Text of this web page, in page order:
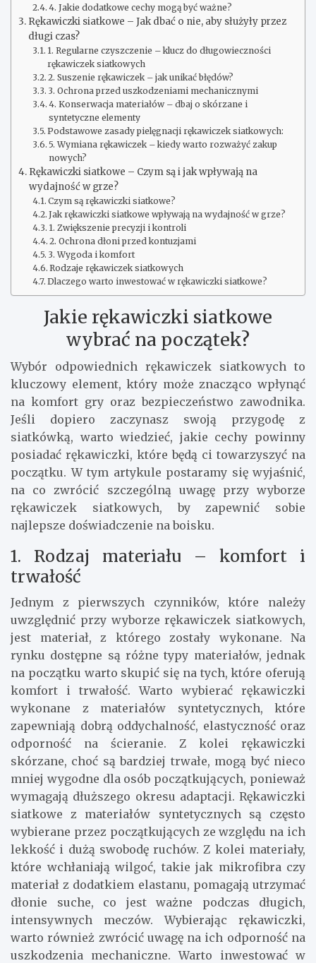
4. Jakie dodatkowe cechy mogą być ważne?
Rękawiczki siatkowe – Jak dbać o nie, aby służyły przez
długi czas?
1. Regularne czyszczenie – klucz do długowieczności
rękawiczek siatkowych
2. Suszenie rękawiczek – jak unikać błędów?
3. Ochrona przed uszkodzeniami mechanicznymi
4. Konserwacja materiałów – dbaj o skórzane i
syntetyczne elementy
Podstawowe zasady pielęgnacji rękawiczek siatkowych:
5. Wymiana rękawiczek – kiedy warto rozważyć zakup
nowych?
Rękawiczki siatkowe – Czym są i jak wpływają na
wydajność w grze?
Czym są rękawiczki siatkowe?
Jak rękawiczki siatkowe wpływają na wydajność w grze?
1. Zwiększenie precyzji i kontroli
2. Ochrona dłoni przed kontuzjami
3. Wygoda i komfort
Rodzaje rękawiczek siatkowych
Dlaczego warto inwestować w rękawiczki siatkowe?
Jakie rękawiczki siatkowe
wybrać na początek?
Wybór odpowiednich rękawiczek siatkowych to
kluczowy element, który może znacząco wpłynąć
na komfort gry oraz bezpieczeństwo zawodnika.
Jeśli dopiero zaczynasz swoją przygodę z
siatkówką, warto wiedzieć, jakie cechy powinny
posiadać rękawiczki, które będą ci towarzyszyć na
początku. W tym artykule postaramy się wyjaśnić,
na co zwrócić szczególną uwagę przy wyborze
rękawiczek siatkowych, by zapewnić sobie
najlepsze doświadczenie na boisku.
1. Rodzaj materiału – komfort i
trwałość
Jednym z pierwszych czynników, które należy
uwzględnić przy wyborze rękawiczek siatkowych,
jest materiał, z którego zostały wykonane. Na
rynku dostępne są różne typy materiałów, jednak
na początku warto skupić się na tych, które oferują
komfort i trwałość. Warto wybierać rękawiczki
wykonane z materiałów syntetycznych, które
zapewniają dobrą oddychalność, elastyczność oraz
odporność na ścieranie. Z kolei rękawiczki
skórzane, choć są bardziej trwałe, mogą być nieco
mniej wygodne dla osób początkujących, ponieważ
wymagają dłuższego okresu adaptacji. Rękawiczki
siatkowe z materiałów syntetycznych są często
wybierane przez początkujących ze względu na ich
lekkość i dużą swobodę ruchów. Z kolei materiały,
które wchłaniają wilgoć, takie jak mikrofibra czy
materiał z dodatkiem elastanu, pomagają utrzymać
dłonie suche, co jest ważne podczas długich,
intensywnych meczów. Wybierając rękawiczki,
warto również zwrócić uwagę na ich odporność na
uszkodzenia mechaniczne. Warto inwestować w